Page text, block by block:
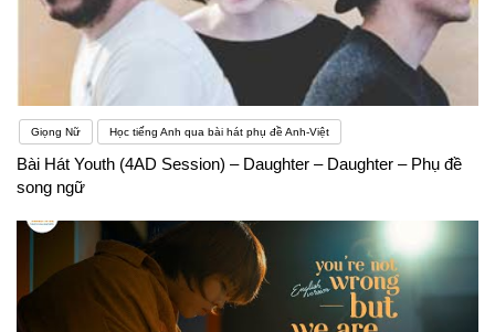
Giọng Nữ Học tiếng Anh qua bài hát phụ đề Anh-Việt
Bài Hát Youth (4AD Session) – Daughter – Daughter – Phụ đề
song ngữ